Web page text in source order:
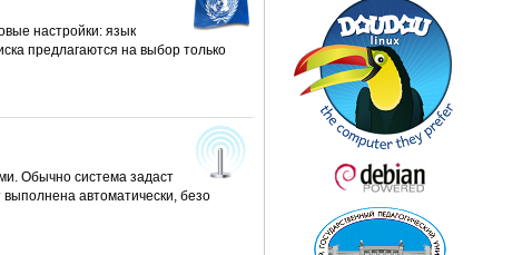
настройки: язык
предлагаются на выбор только
Обычно система задаст
автоматически, безо